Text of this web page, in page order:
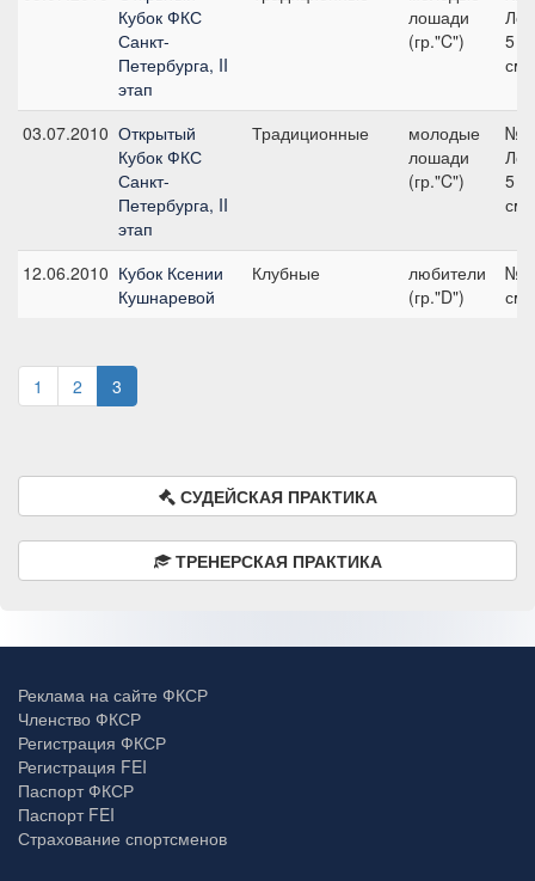
Кубок ФКС
Санкт-
Петербурга, II
этап
лошади
(гр."C")
5
см
03.07.2010 Открытый
Кубок ФКС
Санкт-
Петербурга, II
этап
Традиционные
молодые
лошади
(гр."C")
№ 5
5
см
12.06.2010 Кубок Ксении
Кушнаревой
Клубные
любители
(гр."D")
№
см
1 2 3
СУДЕЙСКАЯ ПРАКТИКА
ТРЕНЕРСКАЯ ПРАКТИКА
Реклама на сайте ФКСР
Членство ФКСР
Регистрация ФКСР
Регистрация FEI
Паспорт ФКСР
Паспорт FEI
Страхование спортсменов